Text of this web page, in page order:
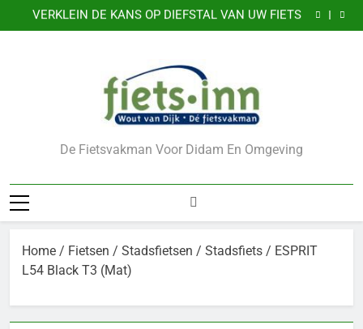
naar
VERKLEIN DE KANS OP DIEFSTAL VAN UW FIETS
CADEAUBONNEN
VERKLEIN DE KANS OP DIEFSTAL VAN UW FIETS
CADEAUBONNEN
De Fietsvakman Voor Didam En Omgeving
Home / Fietsen / Stadsfietsen / Stadsfiets / ESPRIT
L54 Black T3 (Mat)